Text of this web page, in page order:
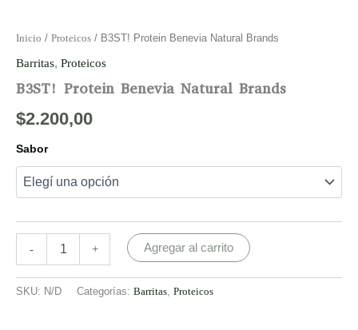
Inicio / Proteicos / B3ST! Protein Benevia Natural Brands
Barritas, Proteicos
B3ST! Protein Benevia Natural Brands
$2.200,00
Sabor
- + Agregar al carrito
SKU: N/D Categorías: Barritas, Proteicos